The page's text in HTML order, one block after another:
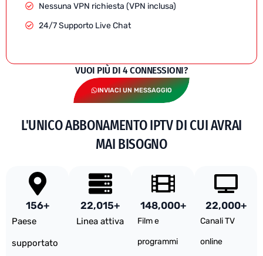
Nessuna VPN richiesta (VPN inclusa)
24/7 Supporto Live Chat
VUOI PIÙ DI 4 CONNESSIONI?
INVIACI UN MESSAGGIO
L'UNICO ABBONAMENTO IPTV DI CUI AVRAI
MAI BISOGNO
Paese
supportato
156+
Linea attiva
22,015+
Film e
programmi
148,000+
Canali TV
online
22,000+